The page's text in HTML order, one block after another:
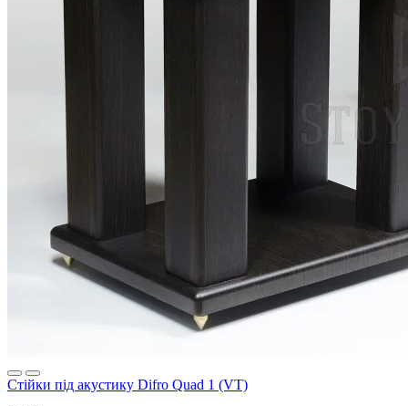
Стійки під акустику Difro Quad 1 (VT)